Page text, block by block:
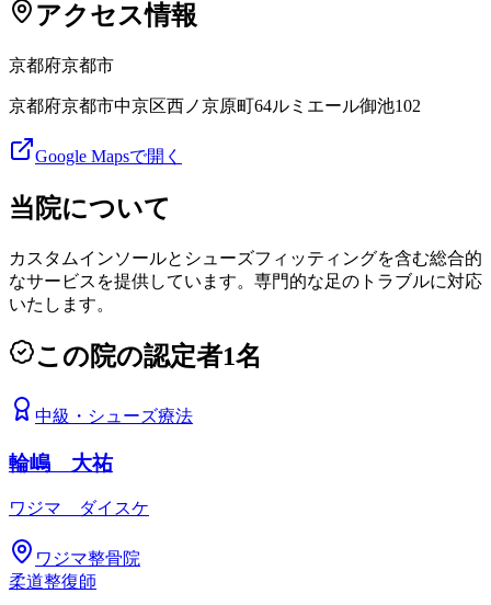
アクセス情報
京都府京都市
京都府京都市中京区西ノ京原町64ルミエール御池102
Google Mapsで開く
当院について
カスタムインソールとシューズフィッティングを含む総合的
なサービスを提供しています。専門的な足のトラブルに対応
いたします。
この院の認定者1名
中級 ・ シューズ療法
輪嶋 大祐
ワジマ ダイスケ
ワジマ整骨院
柔道整復師